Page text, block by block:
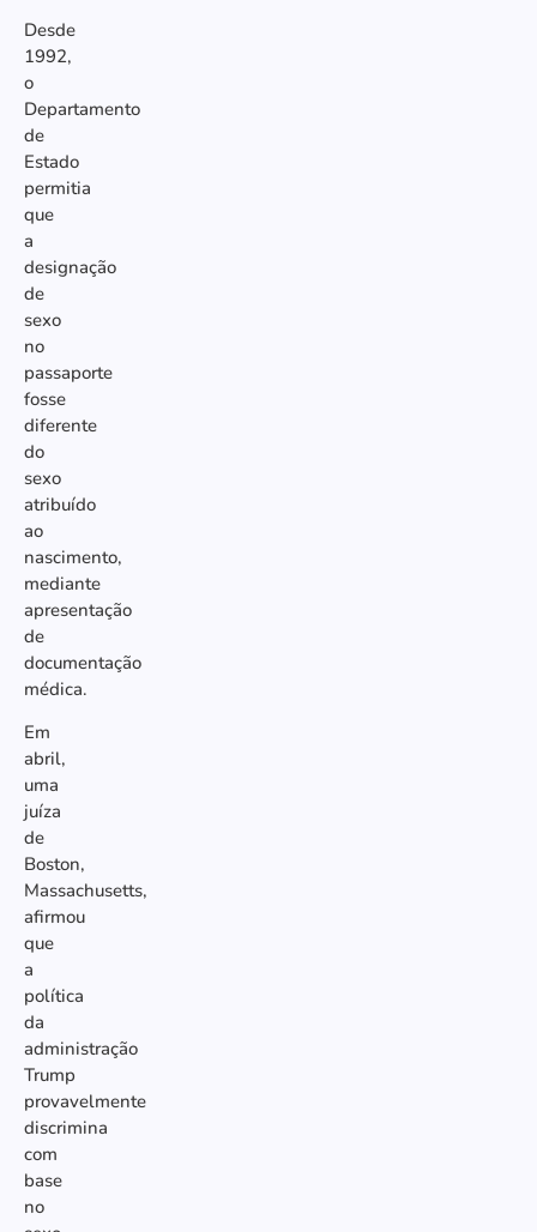
Desde
1992,
o
Departamento
de
Estado
permitia
que
a
designação
de
sexo
no
passaporte
fosse
diferente
do
sexo
atribuído
ao
nascimento,
mediante
apresentação
de
documentação
médica.
Em
abril,
uma
juíza
de
Boston,
Massachusetts,
afirmou
que
a
política
da
administração
Trump
provavelmente
discrimina
com
base
no